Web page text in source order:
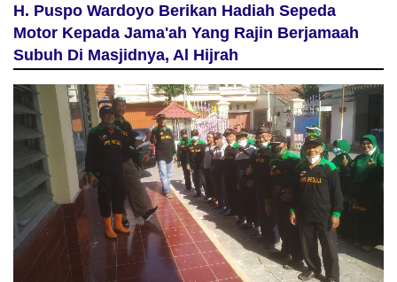
H. Puspo Wardoyo Berikan Hadiah Sepeda
Motor Kepada Jama'ah Yang Rajin Berjamaah
Subuh Di Masjidnya, Al Hijrah